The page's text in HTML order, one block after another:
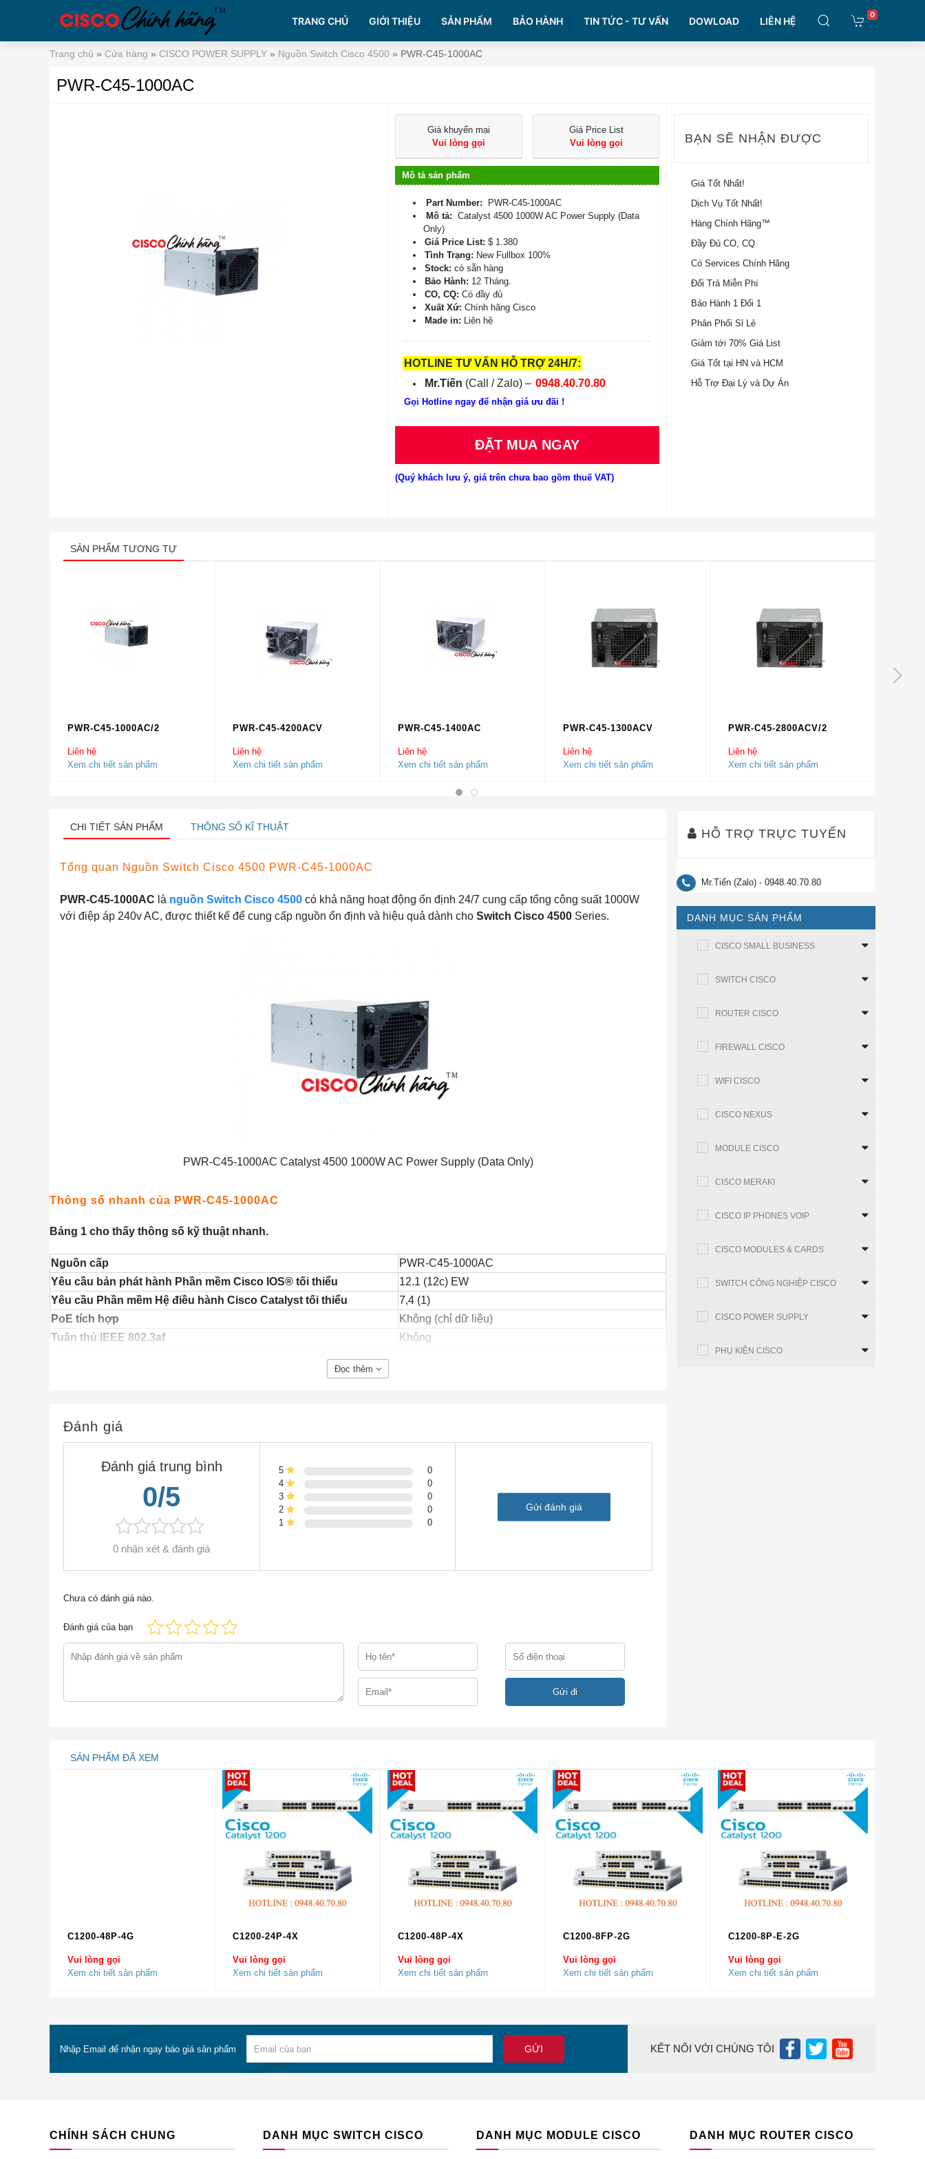
TRANG CHỦ GIỚI THIỆU SẢN PHẨM BẢO HÀNH TIN TỨC - TƯ VẤN DOWLOAD LIÊN HỆ
0
Trang chủ » Cửa hàng » CISCO POWER SUPPLY » Nguồn Switch Cisco 4500 » PWR-C45-1000AC
PWR-C45-1000AC
Giá khuyến mại
Vui lòng gọi
Giá Price List
Vui lòng gọi
Mô tả sản phẩm
Part Number:
PWR-C45-1000AC
Mô tả: Catalyst 4500 1000W AC Power Supply (Data
Only)
Giá Price List: $ 1.380
Tình Trạng: New Fullbox 100%
Stock: có sẵn hàng
Bảo Hành: 12 Tháng.
CO, CQ:Có đầy đủ
Xuất Xứ: Chính hãng Cisco
Made in: Liên hệ
HOTLINE TƯ VẤN HỖ TRỢ 24H/7:
Mr.Tiến (Call / Zalo) – 0948.40.70.80
Gọi Hotline ngay để nhận giá ưu đãi !
ĐẶT MUA NGAY
(Quý khách lưu ý, giá trên chưa bao gồm thuế VAT)
BẠN SẼ NHẬN ĐƯỢC
Giá Tốt Nhất!
Dịch Vụ Tốt Nhất!
Hàng Chính Hãng™
Đầy Đủ CO, CQ
Có Services Chính Hãng
Đổi Trả Miễn Phí
Bảo Hành 1 Đổi 1
Phân Phối Sỉ Lẻ
Giảm tới 70% Giá List
Giá Tốt tại HN và HCM
Hỗ Trợ Đại Lý và Dự Án
SẢN PHẨM TƯƠNG TỰ
PWR-C45-1000AC/2
Liên hệ
Xem chi tiết sản phẩm
PWR-C45-4200ACV
Liên hệ
Xem chi tiết sản phẩm
PWR-C45-1400AC
Liên hệ
Xem chi tiết sản phẩm
PWR-C45-1300ACV
Liên hệ
Xem chi tiết sản phẩm
PWR-C45-2800ACV/2
Liên hệ
Xem chi tiết sản phẩm
CHI TIẾT SẢN PHẨM THÔNG SỐ KĨ THUẬT
Tổng quan Nguồn Switch Cisco 4500 PWR-C45-1000AC
PWR-C45-1000AC là nguồn Switch Cisco 4500 có khả năng hoạt động ổn định 24/7 cung cấp tổng công suất 1000W
với điệp áp 240v AC, được thiết kế để cung cấp nguồn ổn định và hiệu quả dành cho Switch Cisco 4500 Series.
PWR-C45-1000AC Catalyst 4500 1000W AC Power Supply (Data Only)
Thông số nhanh của PWR-C45-1000AC
Bảng 1 cho thấy thông số kỹ thuật nhanh.
Nguồn cấp
PWR-C45-1000AC
Yêu cầu bản phát hành Phần mềm Cisco IOS® tối thiểu
12.1 (12c) EW
Yêu cầu Phần mềm Hệ điều hành Cisco Catalyst tối thiểu
7,4 (1)
PoE tích hợp
Không (chỉ dữ liệu)
Tuân thủ IEEE 802.3af
Không
Đầu ra hiện tại (dữ liệu)
3,3V ở 12,5A
Chế độ dự phòng công suất đầu ra (dữ liệu)
1000W + 40W
Chế độ kết hợp công suất đầu ra (dữ liệu)
1667W
943 BTU / giờ
Thời gian chờ
20 mili giây
Thiết bị hỗ trợ
WS-C4503-E
Cat4500 E-Series 3-Slot Chassis, quạt, không ps
WS-C4503
Bộ chuyển mạch Cisco Catalyst 4500 Chassis (3-Khe cắm), quạt, không có p / s
Bộ chuyển mạch Cisco Catalyst 4500 Chassis (6-Khe cắm), quạt, không có p / s
Catalyst 4500 E-Series 6-Slot Chassis, quạt, không ps
Bộ chuyển mạch Cisco Catalyst 4500 Chassis (7-Khe cắm), quạt, không có p / s, Red Sup
WS-C4510R
Cat4500 E-Series 10-Slot Chassis, quạt, không ps, Red Sup Capable
Khung gầm Catalyst 4500E 10 khe cho 48Gbps / khe – Dự phòng động cơ giám sát – Dự
phòng nguồn
So sánh PWR-C45-1000AC với các mặt hàng tương tự
PWR-C45-1000AC
PWR-C45-1400AC
IOS® tối thiểu
Yêu cầu Phần mềm Hệ điều hành Cisco
Catalyst tối thiểu
100 đến 240 VAC (± 10% cho toàn
dải)
100 đến 240 VAC (± 10% cho toàn
Ciscochinhang.comlà nhà Phân Phối Ciscogiá rẻ. Do đó, khi mua các thiết bị cisco của chúng tôi, khách hàng luôn được
Đọc thêm
Đánh giá
Đánh giá trung bình
0/5
0 nhận xét & đánh giá
5
0
4
0
3
0
2
0
1
0
Gửi đánh giá
Chưa có đánh giá nào.
Đánh giá của bạn
HỖ TRỢ TRỰC TUYẾN
Mr.Tiến (Zalo) - 0948.40.70.80
DANH MỤC SẢN PHẨM
CISCO SMALL BUSINESS
SWITCH CISCO
ROUTER CISCO
FIREWALL CISCO
WIFI CISCO
CISCO NEXUS
MODULE CISCO
CISCO MERAKI
CISCO IP PHONES VOIP
CISCO MODULES & CARDS
SWITCH CÔNG NGHIỆP CISCO
CISCO POWER SUPPLY
PHỤ KIỆN CISCO
SẢN PHẨM ĐÃ XEM
C1200-48P-4G
Vui lòng gọi
Xem chi tiết sản phẩm
C1200-24P-4X
Vui lòng gọi
Xem chi tiết sản phẩm
C1200-48P-4X
Vui lòng gọi
Xem chi tiết sản phẩm
C1200-8FP-2G
Vui lòng gọi
Xem chi tiết sản phẩm
C1200-8P-E-2G
Vui lòng gọi
Xem chi tiết sản phẩm
Nhập Email để nhận ngay báo giá sản phẩm KẾT NỐI VỚI CHÚNG TÔI
CHÍNH SÁCH CHUNG DANH MỤC SWITCH CISCO DANH MỤC MODULE CISCO DANH MỤC ROUTER CISCO